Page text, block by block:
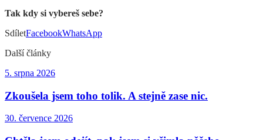
Tak kdy si vybereš sebe?
SdíletFacebookWhatsApp
Další články
5. srpna 2026
Zkoušela jsem toho tolik. A stejně zase nic.
30. července 2026